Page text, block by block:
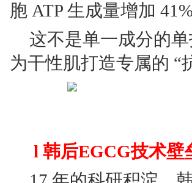
胞 ATP 生成量增加
这不是单一成分的
为干性肌打造专属的 “
l 韩后EGCG技术壁